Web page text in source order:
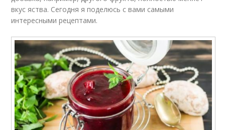
вкус яства. Сегодня я поделюсь с вами самыми
интересными рецептами.